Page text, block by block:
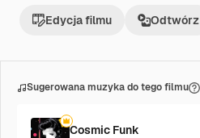
Edycja filmu Odtwórz
Sugerowana muzyka do tego filmu
Cosmic Funk